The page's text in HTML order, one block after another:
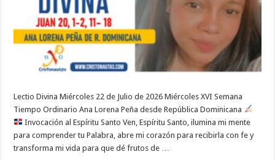
Lectio Divina Miércoles 22 de Julio de 2026 Miércoles XVI Semana
Tiempo Ordinario Ana Lorena Peña desde República Dominicana
Invocación al Espíritu Santo Ven, Espíritu Santo, ilumina mi mente
para comprender tu Palabra, abre mi corazón para recibirla con fe y
transforma mi vida para que dé frutos de …